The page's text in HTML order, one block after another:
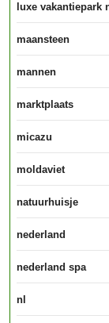
luxe vakantiepark
maansteen
mannen
marktplaats
micazu
moldaviet
natuurhuisje
nederland
nederland spa
nl